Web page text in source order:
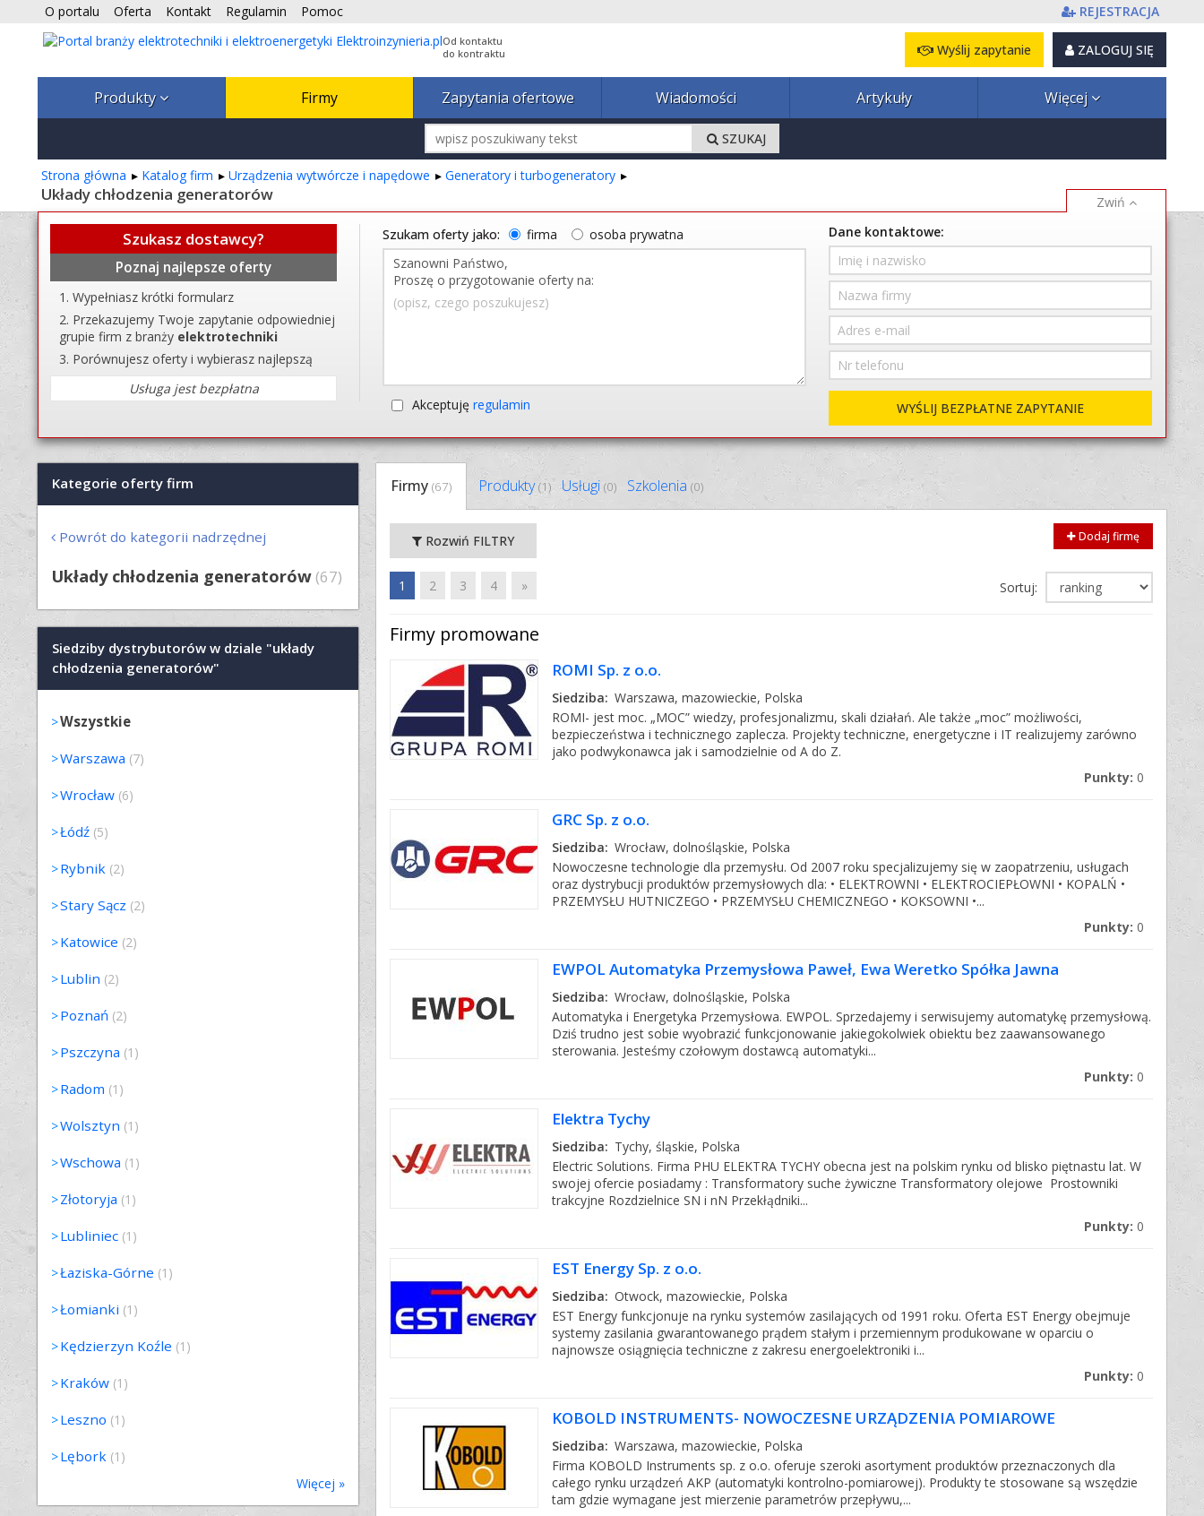
O portalu Oferta Kontakt Regulamin Pomoc REJESTRACJA
Od kontaktu
do kontraktu
ZALOGUJ SIĘ
Wyślij zapytanie
Produkty Firmy Zapytania ofertowe Wiadomości Artykuły Więcej
SZUKAJ
Strona główna Katalog firm Urządzenia wytwórcze i napędowe Generatory i turbogeneratory
Układy chłodzenia generatorów
Firmy (67) Produkty(1) Usługi (0) Szkolenia (0)
Dodaj firmę
Rozwiń FILTRY
1 2 3 4 » Sortuj:
Firmy promowane
ROMI Sp. z o.o.
Siedziba: Warszawa, mazowieckie, Polska
ROMI- jest moc. „MOC” wiedzy, profesjonalizmu, skali działań. Ale także „moc” możliwości,
bezpieczeństwa i technicznego zaplecza. Projekty techniczne, energetyczne i IT realizujemy zarówno
jako podwykonawca jak i samodzielnie od A do Z.
Punkty: 0
GRC Sp. z o.o.
Siedziba: Wrocław, dolnośląskie, Polska
Nowoczesne technologie dla przemysłu. Od 2007 roku specjalizujemy się w zaopatrzeniu, usługach
oraz dystrybucji produktów przemysłowych dla: • ELEKTROWNI • ELEKTROCIEPŁOWNI • KOPALŃ •
PRZEMYSŁU HUTNICZEGO • PRZEMYSŁU CHEMICZNEGO • KOKSOWNI •...
Punkty: 0
EWPOL Automatyka Przemysłowa Paweł, Ewa Weretko Spółka Jawna
Siedziba: Wrocław, dolnośląskie, Polska
Automatyka i Energetyka Przemysłowa. EWPOL. Sprzedajemy i serwisujemy automatykę przemysłową.
Dziś trudno jest sobie wyobrazić funkcjonowanie jakiegokolwiek obiektu bez zaawansowanego
sterowania. Jesteśmy czołowym dostawcą automatyki...
Punkty: 0
Elektra Tychy
Siedziba: Tychy, śląskie, Polska
Electric Solutions. Firma PHU ELEKTRA TYCHY obecna jest na polskim rynku od blisko piętnastu lat. W
swojej ofercie posiadamy : Transformatory suche żywiczne Transformatory olejowe Prostowniki
trakcyjne Rozdzielnice SN i nN Przekłądniki...
Punkty: 0
EST Energy Sp. z o.o.
Siedziba: Otwock, mazowieckie, Polska
EST Energy funkcjonuje na rynku systemów zasilających od 1991 roku. Oferta EST Energy obejmuje
systemy zasilania gwarantowanego prądem stałym i przemiennym produkowane w oparciu o
najnowsze osiągnięcia techniczne z zakresu energoelektroniki i...
Punkty: 0
KOBOLD INSTRUMENTS- NOWOCZESNE URZĄDZENIA POMIAROWE
Siedziba: Warszawa, mazowieckie, Polska
Firma KOBOLD Instruments sp. z o.o. oferuje szeroki asortyment produktów przeznaczonych dla
całego rynku urządzeń AKP (automatyki kontrolno-pomiarowej). Produkty te stosowane są wszędzie
tam gdzie wymagane jest mierzenie parametrów przepływu,...
Kategorie oferty firm
Powrót do kategorii nadrzędnej
Układy chłodzenia generatorów (67)
Siedziby dystrybutorów w dziale "układy
chłodzenia generatorów"
Wszystkie
Warszawa (7)
Wrocław (6)
Łódź (5)
Rybnik (2)
Stary Sącz (2)
Katowice (2)
Lublin (2)
Poznań (2)
Pszczyna (1)
Radom (1)
Wolsztyn (1)
Wschowa (1)
Złotoryja (1)
Lubliniec (1)
Łaziska-Górne (1)
Łomianki (1)
Kędzierzyn Koźle (1)
Kraków (1)
Leszno (1)
Lębork (1)
Więcej »
Szukasz dostawcy?
Poznaj najlepsze oferty
Wypełniasz krótki formularz
Przekazujemy Twoje zapytanie odpowiedniej
grupie firm z branży elektrotechniki
Porównujesz oferty i wybierasz najlepszą
Usługa jest bezpłatna
Szukam oferty jako: firma osoba prywatna
(opisz, czego poszukujesz)
Akceptuję regulamin
Dane kontaktowe:
WYŚLIJ BEZPŁATNE ZAPYTANIE